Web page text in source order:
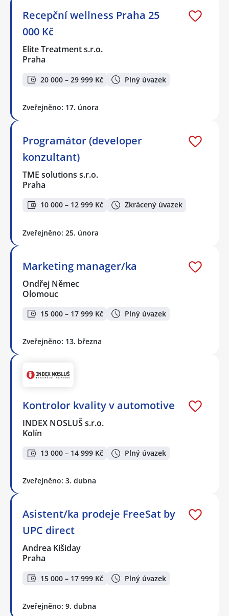
Recepční wellness Praha 25
000 Kč
Elite Treatment s.r.o.
Praha
20 000 – 29 999 Kč Plný úvazek
Zveřejněno: 17. února
Programátor (developer
konzultant)
TME solutions s.r.o.
Praha
10 000 – 12 999 Kč Zkrácený úvazek
Zveřejněno: 25. února
Marketing manager/ka
Ondřej Němec
Olomouc
15 000 – 17 999 Kč Plný úvazek
Zveřejněno: 13. března
Kontrolor kvality v automotive
INDEX NOSLUŠ s.r.o.
Kolín
13 000 – 14 999 Kč Plný úvazek
Zveřejněno: 3. dubna
Asistent/ka prodeje FreeSat by
UPC direct
Andrea Kišiday
Praha
15 000 – 17 999 Kč Plný úvazek
Zveřejněno: 9. dubna